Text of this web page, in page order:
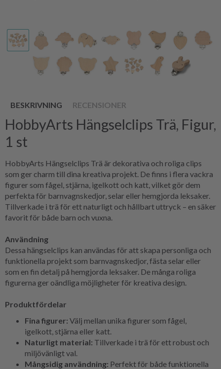
BESKRIVNING RECENSIONER
HobbyArts Hängselclips Trä, Figur,
1 st
HobbyArts Hängselclips Trä är dekorativa och roliga clips
som ger charm till dina kreativa projekt. De finns i flera vackra
figurer som fågel, stjärna, igelkott och katt, vilket gör dem
perfekta för barnvagnskedjor, selar eller hemgjorda leksaker.
Tillverkade i trä för ett naturligt och hållbart uttryck – en säker
favorit för både barn och vuxna.
Användning
Dessa hängselclips kan användas för att skapa personliga och
funktionella projekt som barnvagnskedjor, fästa selar eller
som en fin detalj på hemgjorda leksaker. De många roliga
figurerna ger oändliga möjligheter för kreativa design.
Produktfördelar
Fina figurer: Välj mellan unika figurer som fågel,
igelkott, stjärna eller katt.
Naturligt material: Tillverkade i trä för ett robust och
miljövänligt val.
Mångsidig användning: Perfekt för både funktionella